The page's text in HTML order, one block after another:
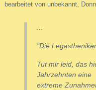
bearbeitet von unbekannt,
...
"Die
Tut mir leid, das
Jahrzehnten eine
extreme